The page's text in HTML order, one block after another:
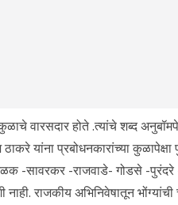
वारसदार होते .त्यांचे शब्द
यांना प्रबोधनकारांच्या
-सावरकर -राजवाडे- गोडसे -
नाही. राजकीय अभिनिवेषातून